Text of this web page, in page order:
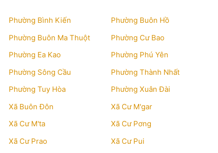
Phường Bình Kiến
Phường Buôn Hồ
Phường Buôn Ma Thuột
Phường Cư Bao
Phường Ea Kao
Phường Phú Yên
Phường Sông Cầu
Phường Thành Nhất
Phường Tuy Hòa
Phường Xuân Đài
Xã Buôn Đôn
Xã Cư M'gar
Xã Cư M'ta
Xã Cư Pơng
Xã Cư Prao
Xã Cư Pui